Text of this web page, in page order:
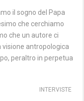
il sogno del Papa
che cerchiamo
che un autore ci
visione antropologica
peraltro in perpetua
INTERVISTE